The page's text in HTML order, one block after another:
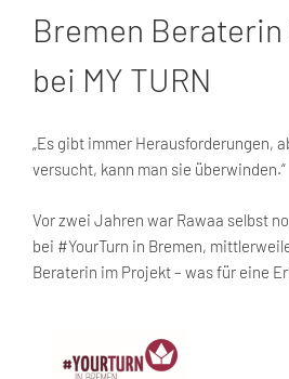
Bremen Beraterin
bei MY TURN
„Es gibt immer Herausforderungen,
versucht, kann man sie überwinden.“
Vor zwei Jahren war Rawaa selbst
bei #YourTurn in Bremen,
Beraterin im Projekt – was für eine